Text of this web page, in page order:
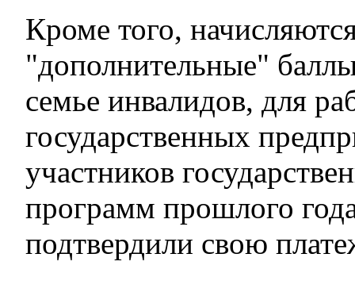
Кроме того,
"дополнительные"
семье инвалидов, для
государственных
участников
программ прошлого
подтвердили свою